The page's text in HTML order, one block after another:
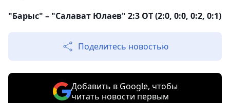
"Барыс" – "Салават Юлаев" 2:3 ОТ (2:0, 0:0, 0:2, 0:1)
Поделитесь новостью
Добавить в Google, чтобы
читать новости первым